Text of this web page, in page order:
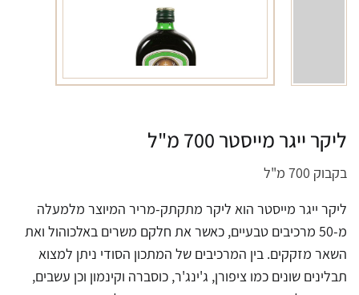
ליקר ייגר מייסטר 700 מ"ל
בקבוק 700 מ"ל
ליקר ייגר מייסטר הוא ליקר מתקתק-מריר המיוצר מלמעלה
מ-50 מרכיבים טבעיים, כאשר את חלקם משרים באלכוהול ואת
השאר מזקקים. בין המרכיבים של המתכון הסודי ניתן למצוא
תבלינים שונים כמו ציפורן, ג'ינג'ר, כוסברה וקינמון וכן עשבים,